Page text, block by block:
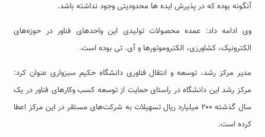
آنگونه بوده که در پذیرش ایده ها محدودیتی وجود نداشته باشد.
وی ادامه داد: عمده محصولات تولیدی این واحدهای فناور در حوزه‌های
الکترونیک، کشاورزی، الکتروموتورها و آی. تی بوده است.
مدیر مرکز رشد، توسعه و انتقال فناوری دانشگاه حکیم سبزواری عنوان کرد:
مرکز رشد این دانشگاه در راستای حمایت از توسعه کسب‌ وکارهای فناور در یک
سال گذشته ۲۰۰ میلیارد ریال تسهیلات به شرکت‌های مستقر در این مرکز اعطا
کرده است.